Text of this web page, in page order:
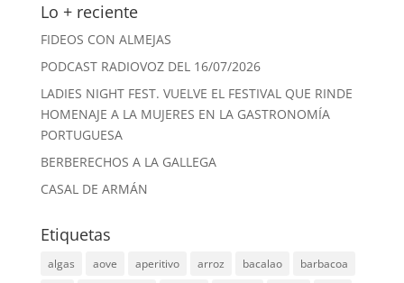
Lo + reciente
FIDEOS CON ALMEJAS
PODCAST RADIOVOZ DEL 16/07/2026
LADIES NIGHT FEST. VUELVE EL FESTIVAL QUE RINDE
HOMENAJE A LA MUJERES EN LA GASTRONOMÍA
PORTUGUESA
BERBERECHOS A LA GALLEGA
CASAL DE ARMÁN
Etiquetas
algas aove aperitivo arroz bacalao
barbacoa